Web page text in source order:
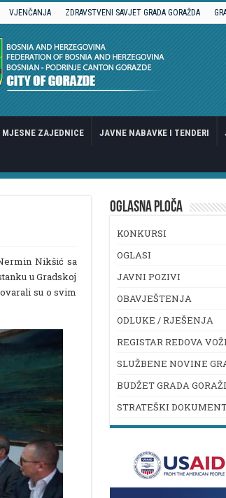
VJENČANJA ZDRAVSTVENI SAVJET GRADA GORAŽDA
MJESNE ZAJEDNICE JAVNE NABAVKE I TENDERI
Nikšić sa
u Gradskoj
su o svim
OGLASNA PLOČA
KONKURSI
OGLASI
JAVNI POZIVI
OBAVJEŠTENJA
ODLUKE / RJEŠENJA
REGISTAR REDOVA
SLUŽBENE NOVINE
BUDŽET GRADA
STRATEŠKI